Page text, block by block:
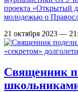
проекта «Открытый
молодежью о
21 октября 2023 —
Священник
школьниками